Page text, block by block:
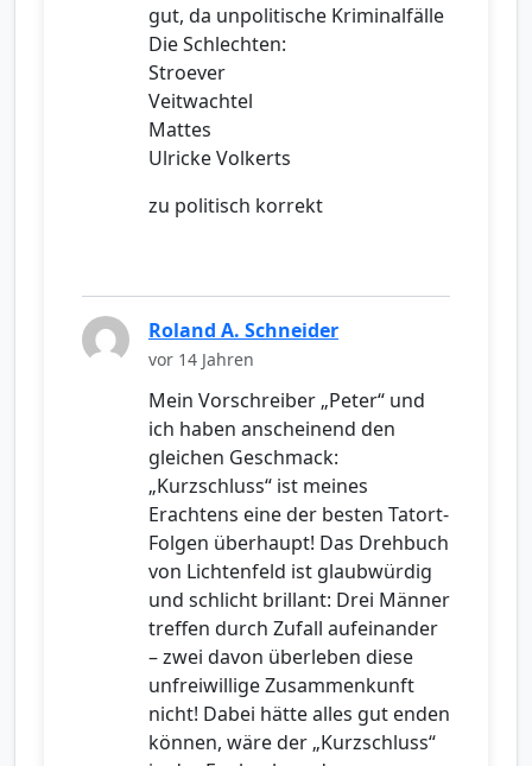
gut, da unpolitische Kriminalfälle
Die Schlechten:
Stroever
Veitwachtel
Mattes
Ulricke Volkerts
zu politisch korrekt
Roland A. Schneider
vor 14 Jahren
Mein Vorschreiber „Peter“ und
ich haben anscheinend den
gleichen Geschmack:
„Kurzschluss“ ist meines
Erachtens eine der besten Tatort-
Folgen überhaupt! Das Drehbuch
von Lichtenfeld ist glaubwürdig
und schlicht brillant: Drei Männer
treffen durch Zufall aufeinander
– zwei davon überleben diese
unfreiwillige Zusammenkunft
nicht! Dabei hätte alles gut enden
können, wäre der „Kurzschluss“